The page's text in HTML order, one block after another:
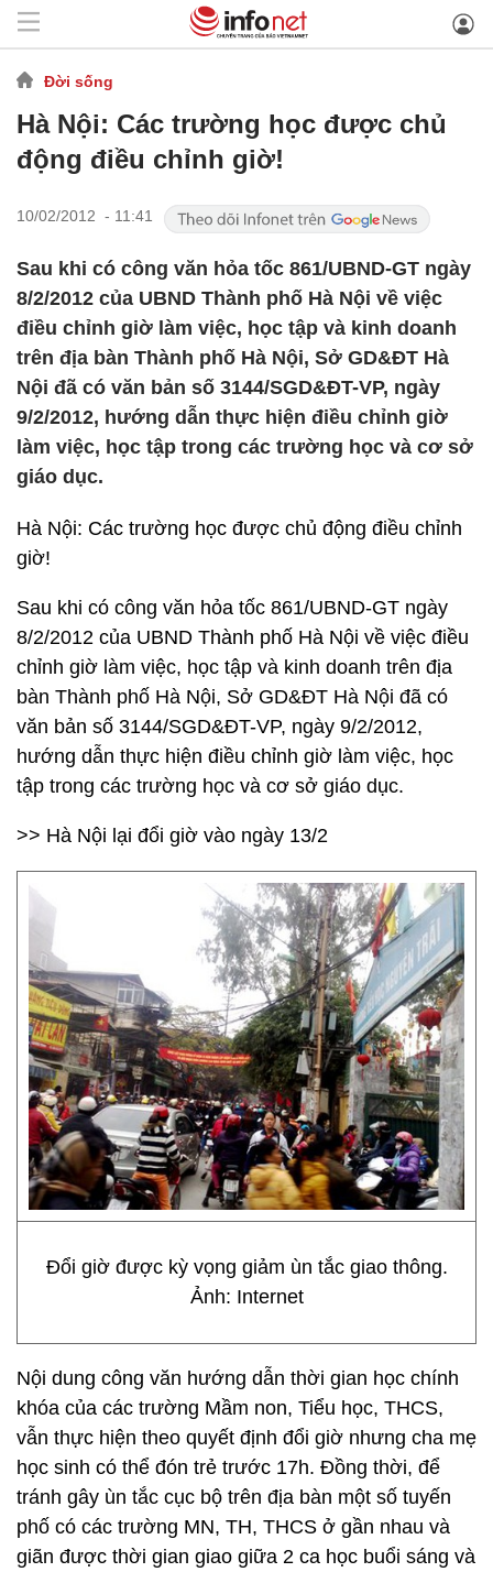
Đời sống
Hà Nội: Các trường học được chủ
động điều chỉnh giờ!
10/02/2012 - 11:41
Sau khi có công văn hỏa tốc 861/UBND-GT ngày
8/2/2012 của UBND Thành phố Hà Nội về việc
điều chỉnh giờ làm việc, học tập và kinh doanh
trên địa bàn Thành phố Hà Nội, Sở GD&ĐT Hà
Nội đã có văn bản số 3144/SGD&ĐT-VP, ngày
9/2/2012, hướng dẫn thực hiện điều chỉnh giờ
làm việc, học tập trong các trường học và cơ sở
giáo dục.
Hà Nội: Các trường học được chủ động điều chỉnh
giờ!
Sau khi có công văn hỏa tốc 861/UBND-GT ngày
8/2/2012 của UBND Thành phố Hà Nội về việc điều
chỉnh giờ làm việc, học tập và kinh doanh trên địa
bàn Thành phố Hà Nội, Sở GD&ĐT Hà Nội đã có
văn bản số 3144/SGD&ĐT-VP, ngày 9/2/2012,
hướng dẫn thực hiện điều chỉnh giờ làm việc, học
tập trong các trường học và cơ sở giáo dục.
>> Hà Nội lại đổi giờ vào ngày 13/2
Đổi giờ được kỳ vọng giảm ùn tắc giao thông.
Ảnh: Internet
Nội dung công văn hướng dẫn thời gian học chính
khóa của các trường Mầm non, Tiểu học, THCS,
vẫn thực hiện theo quyết định đổi giờ nhưng cha mẹ
học sinh có thể đón trẻ trước 17h. Đồng thời, để
tránh gây ùn tắc cục bộ trên địa bàn một số tuyến
phố có các trường MN, TH, THCS ở gần nhau và
giãn được thời gian giao giữa 2 ca học buổi sáng và